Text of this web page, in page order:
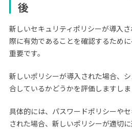
後
新しいセキュリティポリシーが導入
際に有効であることを確認するため
重要です。
新しいポリシーが導入された場合、
合しているかどうかを評価しますしま
具体的には、パスワードポリシーや
された場合、新しいポリシーが適切